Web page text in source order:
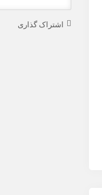
اشتراک گذاری